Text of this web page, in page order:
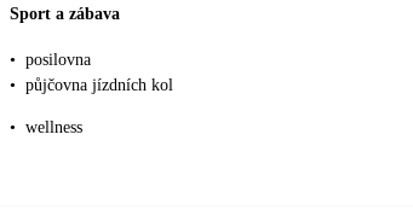
Sport a zábava
• posilovna
• půjčovna jízdních kol
• wellness